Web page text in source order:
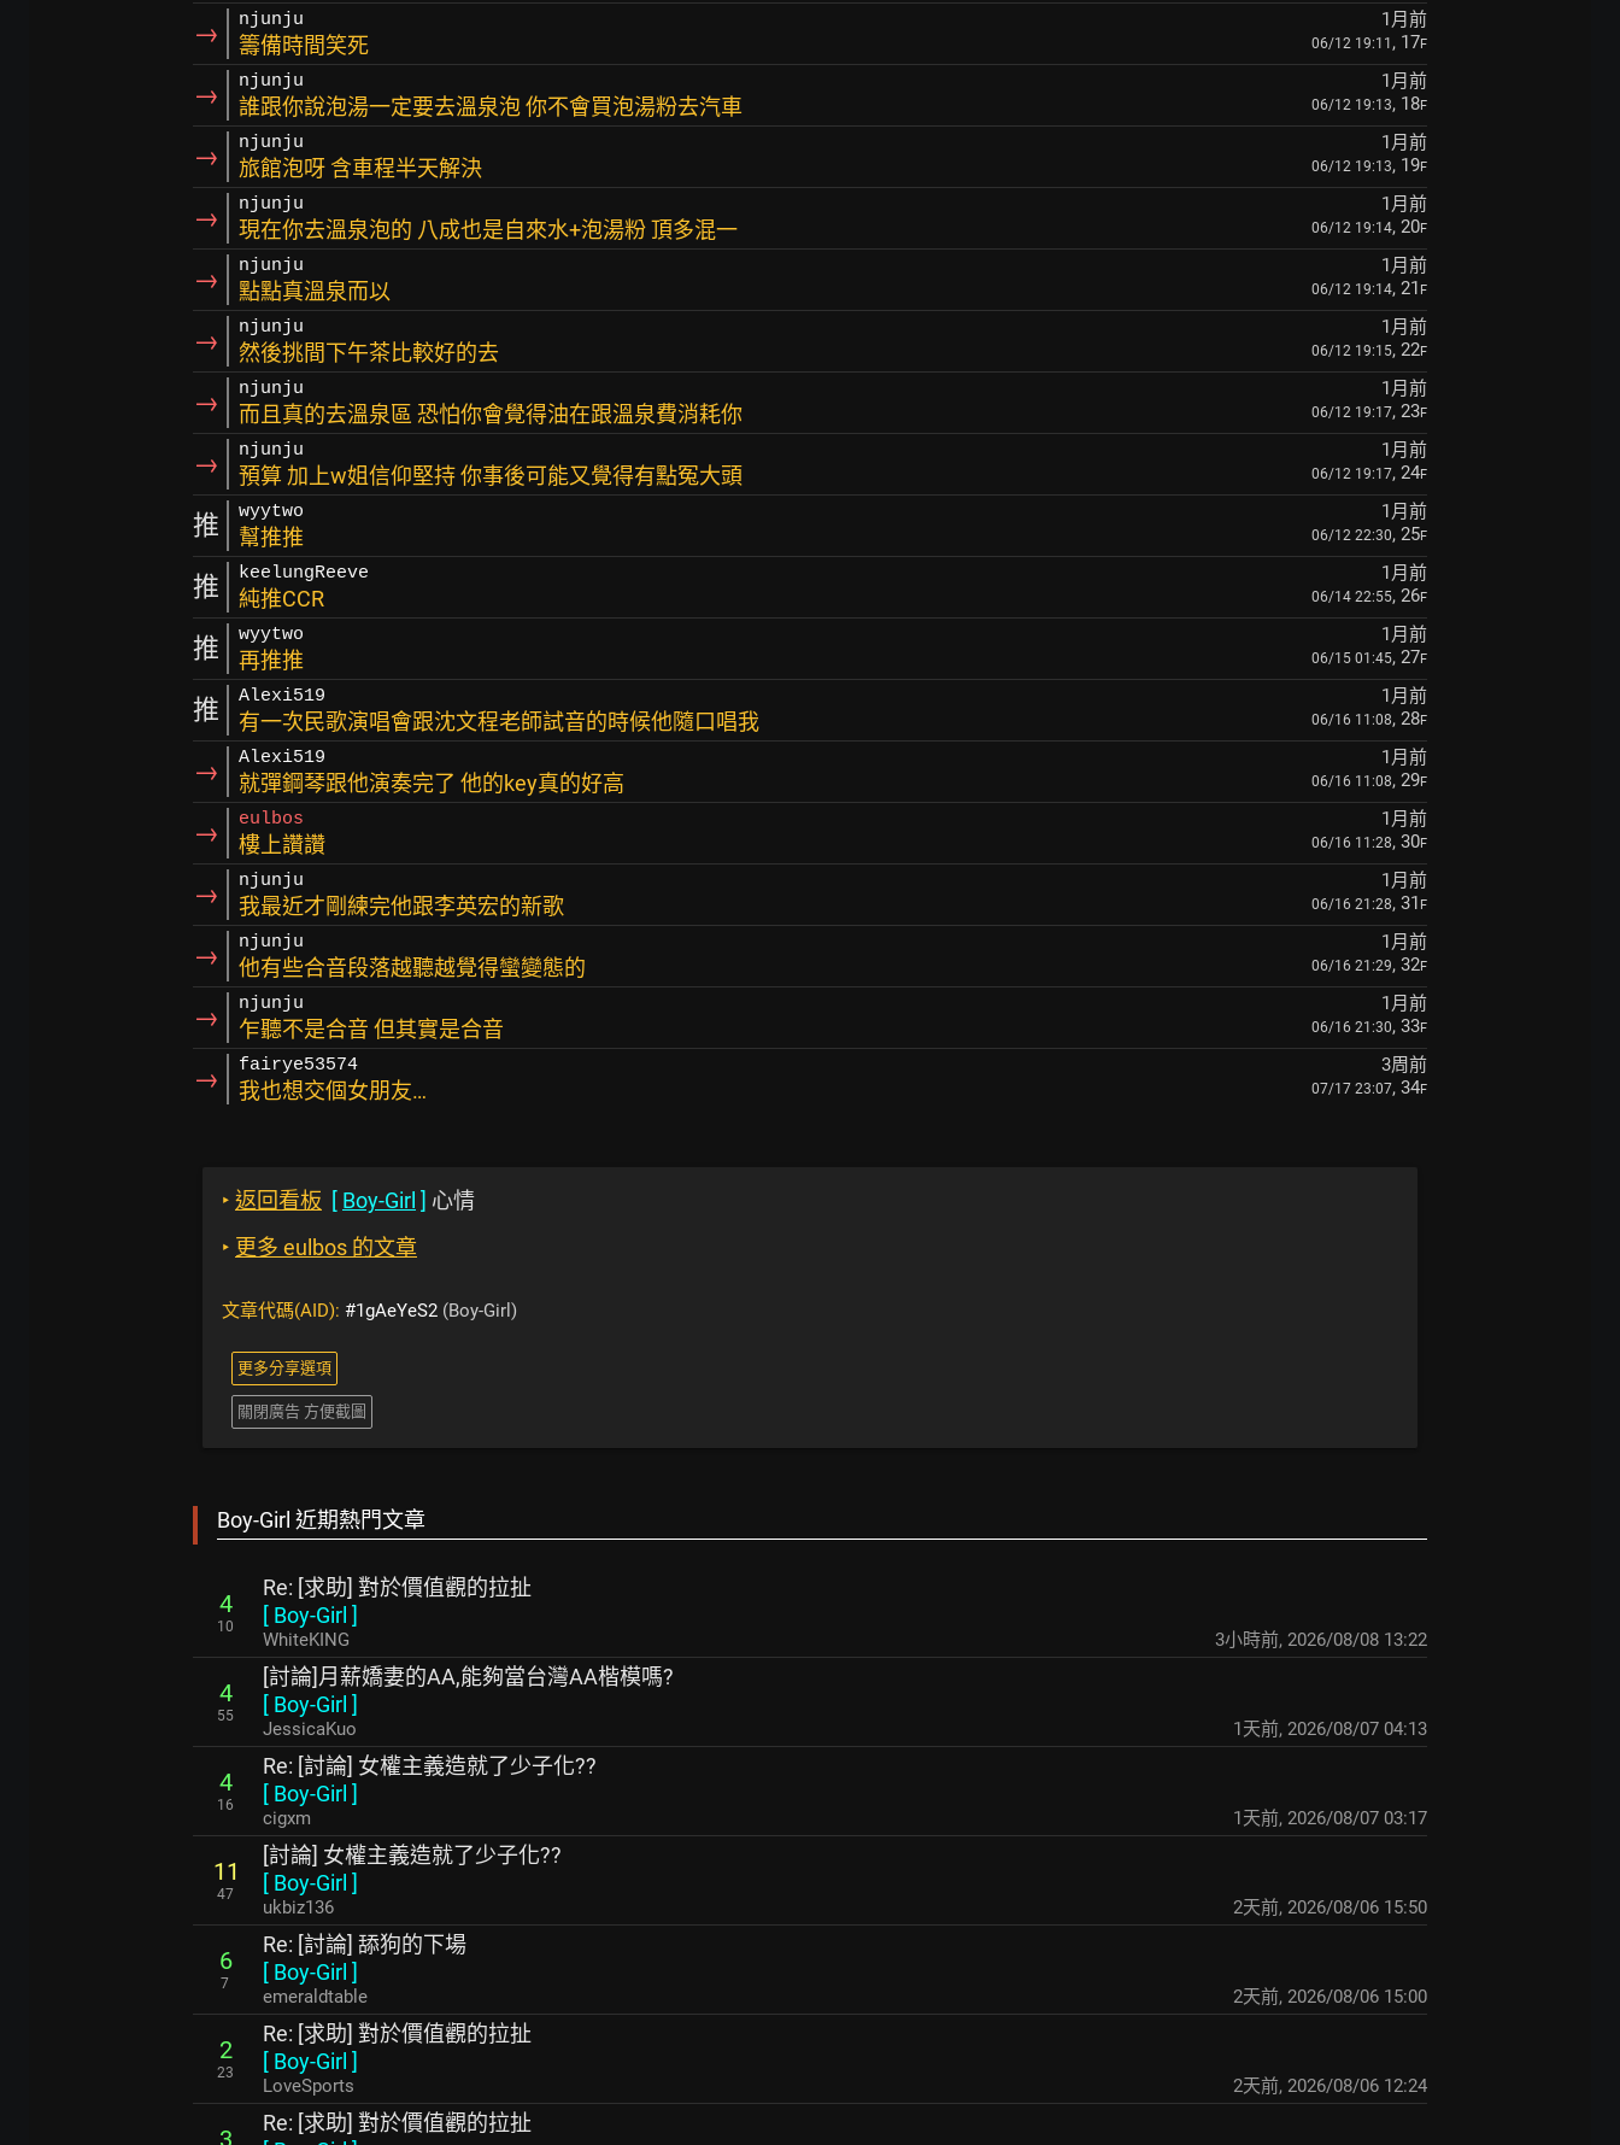
→ njunju 1月前
籌備時間笑死 06/12 19:11 , 17F
→ njunju 1月前
誰跟你說泡湯一定要去溫泉泡 你不會買泡湯粉去汽車 06/12 19:13, 18F
→ njunju 1月前
旅館泡呀 含車程半天解決 06/12 19:13, 19F
→ njunju 1月前
現在你去溫泉泡的 八成也是自來水+泡湯粉 頂多混一 06/12 19:14, 20F
→ njunju 1月前
點點真溫泉而以 06/12 19:14, 21 F
→ njunju 1月前
然後挑間下午茶比較好的去 06/12 19:15, 22F
→ njunju 1月前
而且真的去溫泉區 恐怕你會覺得油在跟溫泉費消耗你 06/12 19:17, 23F
→ njunju 1月前
預算 加上w姐信仰堅持 你事後可能又覺得有點冤大頭 06/12 19:17, 24F
推 wyytwo 1月前
幫推推 06/12 22:30, 25F
推 keelungReeve 1月前
純推CCR 06/14 22:55, 26F
推 wyytwo 1月前
再推推 06/15 01:45, 27F
推 Alexi519 1月前
有一次民歌演唱會跟沈文程老師試音的時候他隨口唱我 06/16 11:08, 28F
→ Alexi519 1月前
就彈鋼琴跟他演奏完了 他的key真的好高 06/16 11:08, 29F
→ eulbos 1月前
樓上讚讚 06/16 11:28, 30F
→ njunju 1月前
我最近才剛練完他跟李英宏的新歌 06/16 21:28, 31 F
→ njunju 1月前
他有些合音段落越聽越覺得蠻變態的 06/16 21:29, 32F
→ njunju 1月前
乍聽不是合音 但其實是合音 06/16 21:30, 33F
→ fairye53574 3周前
我也想交個女朋友… 07/17 23:07, 34F
‣ 返回看板 [ Boy-Girl ] 心情
‣ 更多 eulbos 的文章
文章代碼(AID): #1gAeYeS2 (Boy-Girl)
更多分享選項
關閉廣告 方便截圖
Boy-Girl 近期熱門文章
4
10
Re: [求助] 對於價值觀的拉扯
[ Boy-Girl ]
WhiteKING 3小時前, 2026/08/08 13:22
4
55
[討論]月薪嬌妻的AA,能夠當台灣AA楷模嗎?
[ Boy-Girl ]
JessicaKuo 1天前, 2026/08/07 04:13
4
16
Re: [討論] 女權主義造就了少子化??
[ Boy-Girl ]
cigxm 1天前, 2026/08/07 03:17
11
47
[討論] 女權主義造就了少子化??
[ Boy-Girl ]
ukbiz136 2天前, 2026/08/06 15:50
6
7
Re: [討論] 舔狗的下場
[ Boy-Girl ]
emeraldtable 2天前, 2026/08/06 15:00
2
23
Re: [求助] 對於價值觀的拉扯
[ Boy-Girl ]
LoveSports 2天前, 2026/08/06 12:24
3
Re: [求助] 對於價值觀的拉扯